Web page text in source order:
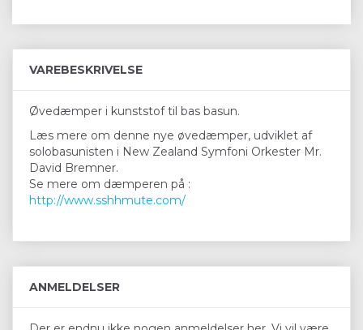
VAREBESKRIVELSE
Øvedæmper i kunststof til bas basun.
Læs mere om denne nye øvedæmper, udviklet af
solobasunisten i New Zealand Symfoni Orkester Mr.
David Bremner.
Se mere om dæmperen på :
http://www.sshhmute.com/
ANMELDELSER